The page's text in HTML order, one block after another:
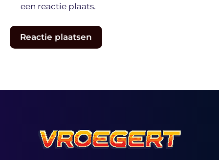
een reactie plaats.